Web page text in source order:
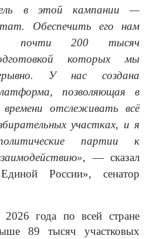
в этой кампании —
Обеспечить его нам
почти 200 тысяч
которых мы
У нас создана
позволяющая в
отслеживать всё
участках, и я
партии к
, — сказал
России», сенатор
года по всей стране
89 тысяч участковых